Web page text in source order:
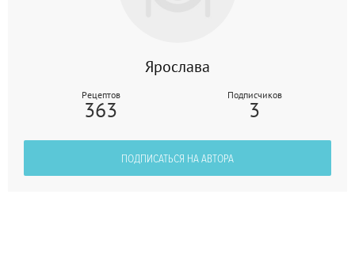
Ярослава
Рецептов
363
Подписчиков
3
ПОДПИСАТЬСЯ НА АВТОРА